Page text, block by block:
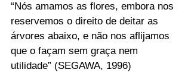
“Nós amamos as flores, embora nos
reservemos o direito de deitar as
árvores abaixo, e não nos aflijamos
que o façam sem graça nem
utilidade” (SEGAWA, 1996)